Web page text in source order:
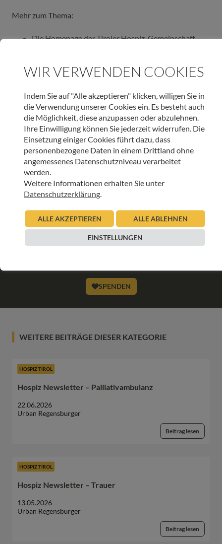
Mehr zum Thema:
Die Homepage der Tiroler Hospiz-Gemeinschaft –
Fotos zum Auftanken – Sommer in Innsbruck
SCHLAGWORTE
GRAMARTBODEN HOSPIZ INNSBRUCK
NATUR
WEIHNACHTSFEIERT
ARTIKEL TEILEN
SPENDEN
WEITERE BEITRÄGE DIESER KATEGORIE
HOSPIZ TIROL
Hospiz Newsletter – Palliativambulanz
22.06.2026
Urban Regensburger
Beitrag lesen
HOSPIZ TIROL
Hospiz Newsletter – Trauer
13.05.2026
Urban Regensburger
Beitrag lesen
WIR VERWENDEN COOKIES
Indem Sie auf "Alle akzeptieren" klicken, willigen Sie in
die Verwendung unserer Cookies ein. Es besteht auch
die Möglichkeit, diese anzupassen oder abzulehnen.
Ihre Einwilligung können Sie jederzeit widerrufen. Die
Einsetzung einiger Cookies führt dazu, dass
personenbezogene Daten in einem Drittland ohne
angemessenes Datenschutzniveau verarbeitet
werden.
Weitere Informationen erhalten Sie unter
Datenschutzerklärung
ALLE AKZEPTIEREN ALLE ABLEHNEN
EINSTELLUNGEN